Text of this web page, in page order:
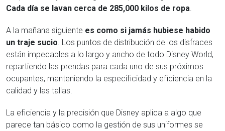
Cada día se lavan cerca de 285,000 kilos de ropa.
A la mañana siguiente es como si jamás hubiese habido
un traje sucio. Los puntos de distribución de los disfraces
están impecables a lo largo y ancho de todo Disney World,
repartiendo las prendas para cada uno de sus próximos
ocupantes, manteniendo la especificidad y eficiencia en la
calidad y las tallas.
La eficiencia y la precisión que Disney aplica a algo que
parece tan básico como la gestión de sus uniformes se